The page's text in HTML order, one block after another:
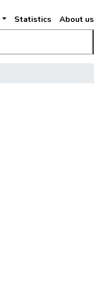
Statistics About us